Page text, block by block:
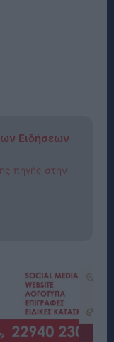
Ειδήσεων
πηγής στην